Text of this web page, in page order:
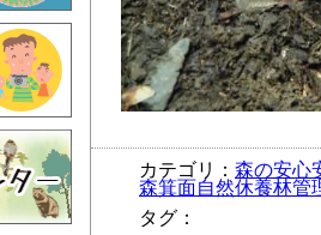
カテゴリ： 森の安心
森箕面自然休養林管
タグ：